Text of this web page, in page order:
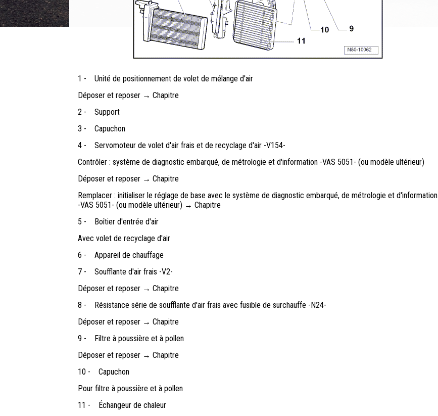
1 -
Unité de positionnement de volet de mélange d'air
Déposer et reposer → Chapitre
2 -
Support
3 -
Capuchon
4 -
Servomoteur de volet d'air frais et de recyclage d'air -V154-
Contrôler : système de diagnostic embarqué, de métrologie et d'information -VAS 5051- (ou modèle ultérieur)
Déposer et reposer → Chapitre
Remplacer : initialiser le réglage de base avec le système de diagnostic embarqué, de métrologie et d'information
-VAS 5051- (ou modèle ultérieur) → Chapitre
5 -
Boîtier d'entrée d'air
Avec volet de recyclage d'air
6 -
Appareil de chauffage
7 -
Soufflante d'air frais -V2-
Déposer et reposer → Chapitre
8 -
Résistance série de soufflante d'air frais avec fusible de surchauffe -N24-
Déposer et reposer → Chapitre
9 -
Filtre à poussière et à pollen
Déposer et reposer → Chapitre
10 -
Capuchon
Pour filtre à poussière et à pollen
11 -
Échangeur de chaleur